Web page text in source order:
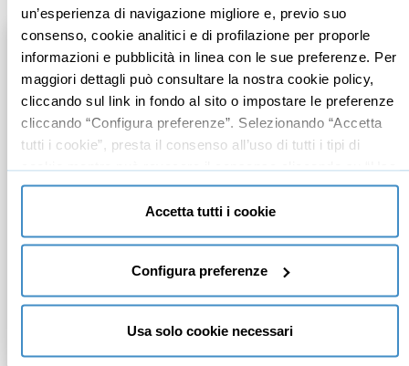
un’esperienza di navigazione migliore e, previo suo
consenso, cookie analitici e di profilazione per proporle
informazioni e pubblicità in linea con le sue preferenze. Per
maggiori dettagli può consultare la nostra cookie policy,
cliccando sul link in fondo al sito o impostare le preferenze
cliccando “Configura preferenze”. Selezionando “Accetta
tutti i cookie”, presta il consenso all’uso di tutti i tipi di
cookie mentre può revocare il consenso cliccando su “Usa
solo cookie necessari” e saranno attivati i soli cookie
tecnici necessari al corretto funzionamento del sito.
Accetta tutti i cookie
Configura preferenze
Usa solo cookie necessari
Energie sottili: tecniche
emozionarsi)